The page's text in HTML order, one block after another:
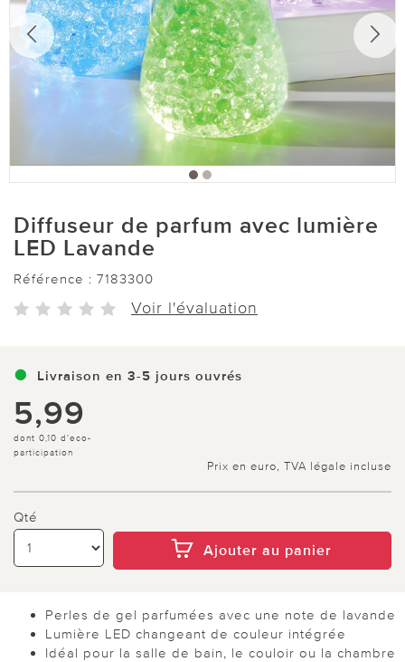
Diffuseur de parfum avec lumière
LED Lavande
Référence : 7183300
Voir l'évaluation
Livraison en 3-5 jours ouvrés
5,99
dont 0,10 d'eco-
participation
Prix en euro, TVA légale incluse
Qté
Ajouter au panier
Perles de gel parfumées avec une note de lavande
Lumière LED changeant de couleur intégrée
Idéal pour la salle de bain, le couloir ou la chambre